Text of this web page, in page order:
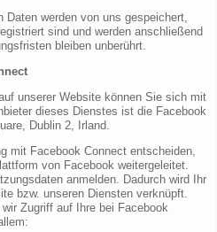
Daten werden von uns gespeichert,
sind und werden anschließend
bleiben unberührt.
unserer Website können Sie sich mit
dieses Dienstes ist die Facebook
Dublin 2, Irland.
mit Facebook Connect entscheiden,
von Facebook weitergeleitet.
anmelden. Dadurch wird Ihr
bzw. unseren Diensten verknüpft.
Zugriff auf Ihre bei Facebook